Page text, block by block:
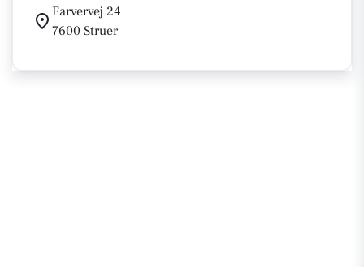
Farvervej 24
7600 Struer